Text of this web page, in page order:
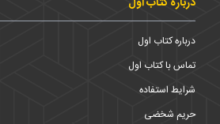
درباره کتاب اول
تماس با کتاب اول
شرایط استفاده
حریم شخضی